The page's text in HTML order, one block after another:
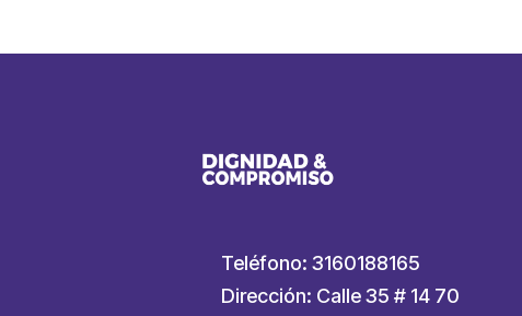
Teléfono: 3160188165
Dirección: Calle 35 # 14 70